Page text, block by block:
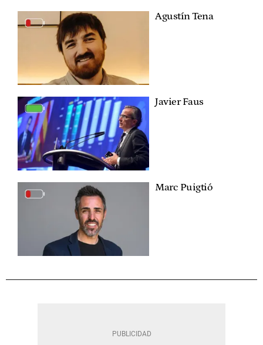
Agustín Tena
Javier Faus
Marc Puigtió